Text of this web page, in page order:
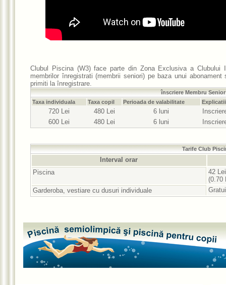
Clubul Piscina (W3) face parte din Zona Exclusiva a Clubului
membrilor înregistrati (membrii seniori) pe baza unui abonament
primiti la înregistrare.
înscriere Membru
Taxa individuala
Taxa copil Perioada de valabilitate Explicatii
720 Lei 480 Lei 6 luni
600 Lei
480 Lei 6 luni
Tarife Club
Interval orar
Piscina
42
(0.70
Garderoba, vestiare cu dusuri individuale